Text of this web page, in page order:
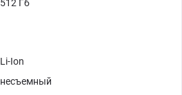
512 Гб
Li-Ion
несъемный